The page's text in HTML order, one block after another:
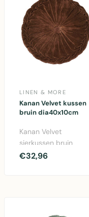
LINEN & MORE
Kanan Velvet kussen
bruin dia40x10cm
Kanan Velvet
sierkussen bruin
40x40cm van Linen &
€32,96